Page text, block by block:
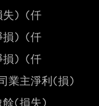
失) (仟
損) (仟
損) (仟
業主淨利(損)
餘(損失)